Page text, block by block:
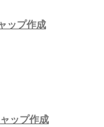
ップ作成
ップ作成